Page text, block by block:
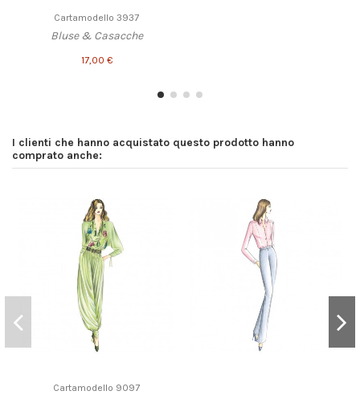
Cartamodello 3937
Bluse & Casacche
17,00 €
I clienti che hanno acquistato questo prodotto hanno
comprato anche:
Cartamodello 9097